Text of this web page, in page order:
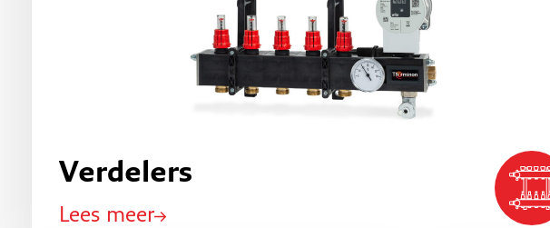
Verdelers
Lees meer